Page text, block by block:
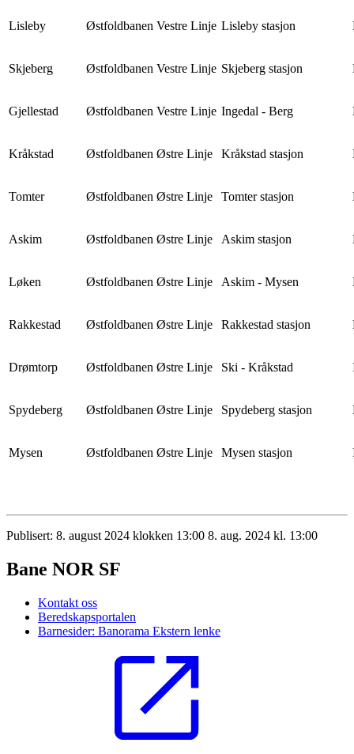
Lisleby Østfoldbanen Vestre Linje Lisleby stasjon
Skjeberg Østfoldbanen Vestre Linje Skjeberg stasjon
Gjellestad Østfoldbanen Vestre Linje Ingedal - Berg
Kråkstad Østfoldbanen Østre Linje Kråkstad stasjon
Tomter Østfoldbanen Østre Linje Tomter stasjon
Askim Østfoldbanen Østre Linje Askim stasjon
Løken Østfoldbanen Østre Linje Askim - Mysen
Rakkestad Østfoldbanen Østre Linje Rakkestad stasjon
Drømtorp Østfoldbanen Østre Linje Ski - Kråkstad
Spydeberg Østfoldbanen Østre Linje Spydeberg stasjon
Mysen Østfoldbanen Østre Linje Mysen stasjon
Publisert: 8. august 2024 klokken 13:00 8. aug. 2024 kl. 13:00
Bane NOR SF
Kontakt oss
Beredskapsportalen
Barnesider: Banorama Ekstern lenke